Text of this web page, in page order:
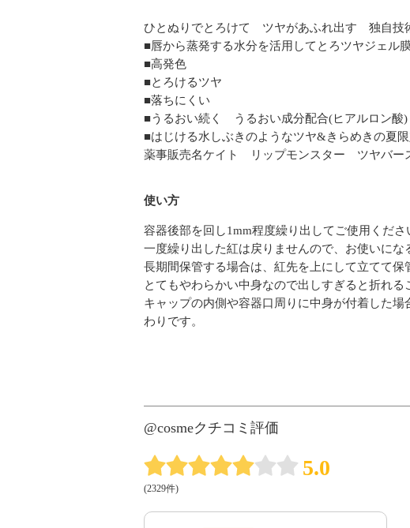
ひとぬりでとろけて ツヤがあふれ出す 独自
■唇から蒸発する水分を活用してとろツヤジェル
■高発色
■とろけるツヤ
■落ちにくい
■うるおい続く うるおい成分配合(ヒアルロン酸)
■はじける水しぶきのようなツヤ&きらめきの夏
薬事販売名ケイト リップモンスター ツヤバ
使い方
容器後部を回し1mm程度繰り出してご使用くださ
一度繰り出した紅は戻りませんので、お使いにな
長期間保管する場合は、紅先を上にして立てて保
とてもやわらかい中身なので出しすぎると折れる
キャップの内側や容器口周りに中身が付着した
わりです。
@cosmeクチコミ評価
5.0
(2329件)